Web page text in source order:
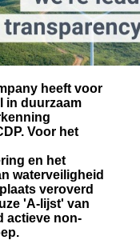
heeft voor
in duurzaam
Voor het
en het
waterveiligheid
veroverd
'A-lijst' van
actieve non-